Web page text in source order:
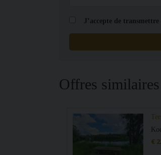
J’accepte de
Offres similaires
€